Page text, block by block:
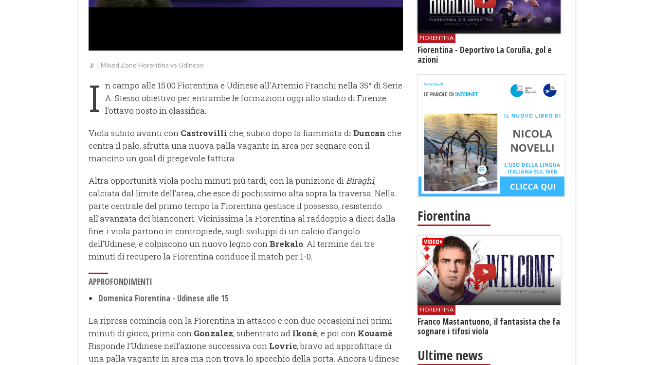
📡 | Mixed Zone Fiorentina vs Udinese
I n campo alle 15.00 Fiorentina e Udinese all'Artemio Franchi nella 35^ di Serie
A. Stesso obiettivo per entrambe le formazioni oggi allo stadio di Firenze:
l’ottavo posto in classifica.
Viola subito avanti con Castrovilli che, subito dopo la fiammata diDuncan che
centra il palo, sfrutta una nuova palla vagante in area per segnare con il
mancino un goal di pregevole fattura.
Altra opportunità viola pochi minuti più tardi, con la punizione diBiraghi,
calciata dal limite dell’area, che esce di pochissimo alta sopra la traversa. Nella
parte centrale del primo tempo la Fiorentina gestisce il possesso, resistendo
all’avanzata dei bianconeri. Vicinissima la Fiorentina al raddoppio a dieci dalla
fine: i viola partono in contropiede, sugli sviluppi di un calcio d’angolo
dell’Udinese, e colpiscono un nuovo legno conBrekalo. Al termine dei tre
minuti di recupero la Fiorentina conduce il match per 1-0.
APPROFONDIMENTI
Domenica Fiorentina - Udinese alle 15
La ripresa comincia con la Fiorentina in attacco e con due occasioni nei primi
minuti di gioco, prima con Gonzalez, subentrato ad Ikonè, e poi con Kouamè.
Risponde l’Udinese nell’azione successiva con Lovric, bravo ad approfittare di
una palla vagante in area ma non trova lo specchio della porta. Ancora Udinese
FIORENTINA
Fiorentina - Deportivo La Coruña, gol e
azioni
Fiorentina
FIORENTINA
Franco Mastantuono, il fantasista che fa
sognare i tifosi viola
Ultime news